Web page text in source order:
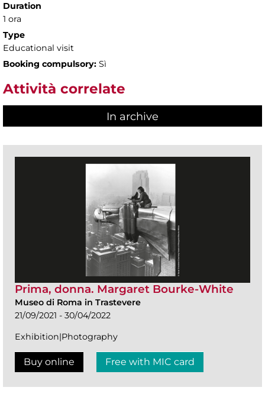
Duration
1 ora
Type
Educational visit
Booking compulsory: Sì
Attività correlate
In archive
Prima, donna. Margaret Bourke-White
Museo di Roma in Trastevere
21/09/2021 - 30/04/2022
Exhibition|Photography
Buy online Free with MIC card